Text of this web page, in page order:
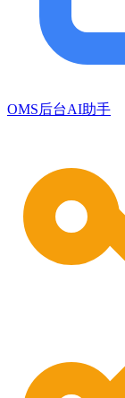
OMS后台AI助手